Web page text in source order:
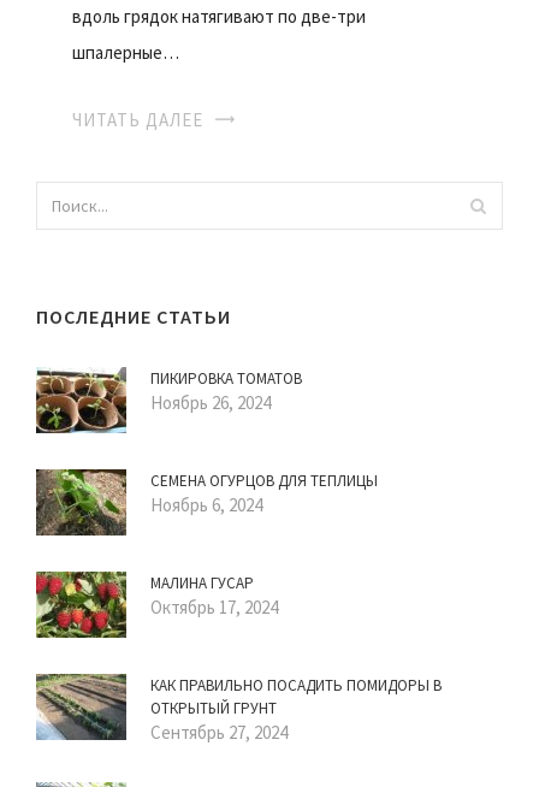
вдоль грядок натягивают по две-три
шпалерные…
ЧИТАТЬ ДАЛЕЕ
ПОСЛЕДНИЕ СТАТЬИ
ПИКИРОВКА ТОМАТОВ
Ноябрь 26, 2024
СЕМЕНА ОГУРЦОВ ДЛЯ ТЕПЛИЦЫ
Ноябрь 6, 2024
МАЛИНА ГУСАР
Октябрь 17, 2024
КАК ПРАВИЛЬНО ПОСАДИТЬ ПОМИДОРЫ В
ОТКРЫТЫЙ ГРУНТ
Сентябрь 27, 2024